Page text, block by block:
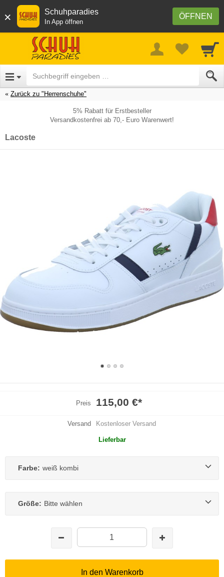
× ÖFFNEN
Schuhparadies
In App öffnen
Zurück zu "Herrenschuhe"
5% Rabatt für Erstbesteller
Versandkostenfrei ab 70,- Euro Warenwert!
Lacoste
Preis 115,00 €*
Versand Kostenloser Versand
Lieferbar
Farbe: weiß kombi
Größe: Bitte wählen
In den Warenkorb